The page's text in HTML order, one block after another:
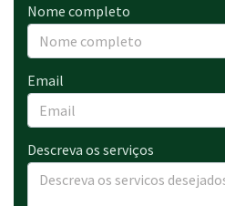
Nome completo
Email
Descreva os serviços